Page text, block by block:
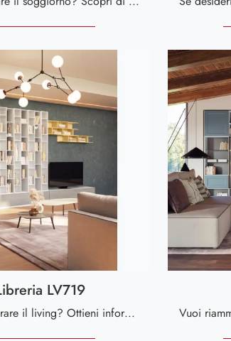
LV719
Vuoi ristrutturare il living? Ottieni informazioni sulle librerie moderne a muro e arreda i tuoi spazi con il modello Libreria LV719.